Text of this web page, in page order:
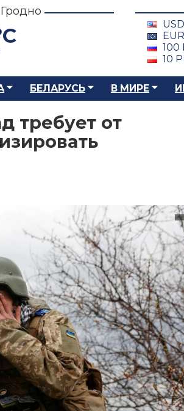
100
10
БЕЛАРУСЬ В МИРЕ
требует от